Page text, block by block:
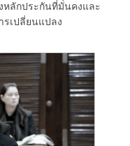
หลักประกันที่มั่นคงและ
รเปลี่ยนแปลง